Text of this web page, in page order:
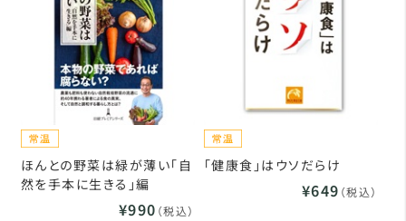
ほんとの野菜は緑が薄い「自
然を手本に生きる」編
¥990 （税込）
「健康食」はウソだらけ
¥649 （税込）